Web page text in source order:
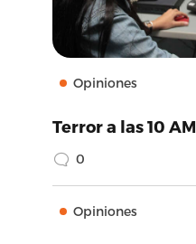
Opiniones
Terror a las 10 AM
0
Opiniones